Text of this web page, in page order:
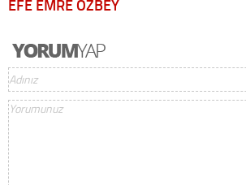
EFE EMRE ÖZBEY